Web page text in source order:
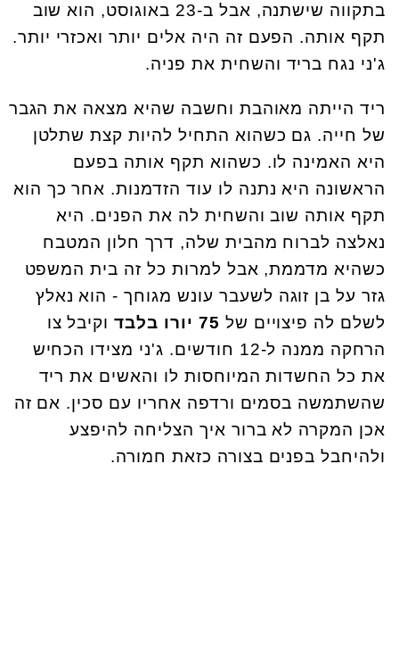
בתקווה שישתנה, אבל ב-23 באוגוסט, הוא שוב
תקף אותה. הפעם זה היה אלים יותר ואכזרי יותר.
ג'ני נגח בריד והשחית את פניה.
ריד הייתה מאוהבת וחשבה שהיא מצאה את הגבר
של חייה. גם כשהוא התחיל להיות קצת שתלטן
היא האמינה לו. כשהוא תקף אותה בפעם
הראשונה היא נתנה לו עוד הזדמנות. אחר כך הוא
תקף אותה שוב והשחית לה את הפנים. היא
נאלצה לברוח מהבית שלה, דרך חלון המטבח
כשהיא מדממת, אבל למרות כל זה בית המשפט
גזר על בן זוגה לשעבר עונש מגוחך - הוא נאלץ
לשלם לה פיצויים של 75 יורו בלבד
וקיבל צו
הרחקה ממנה ל-12 חודשים. ג'ני מצידו הכחיש
את כל החשדות המיוחסות לו והאשים את ריד
שהשתמשה בסמים ורדפה אחריו עם סכין. אם זה
אכן המקרה לא ברור איך הצליחה להיפצע
ולהיחבל בפנים בצורה כזאת חמורה.